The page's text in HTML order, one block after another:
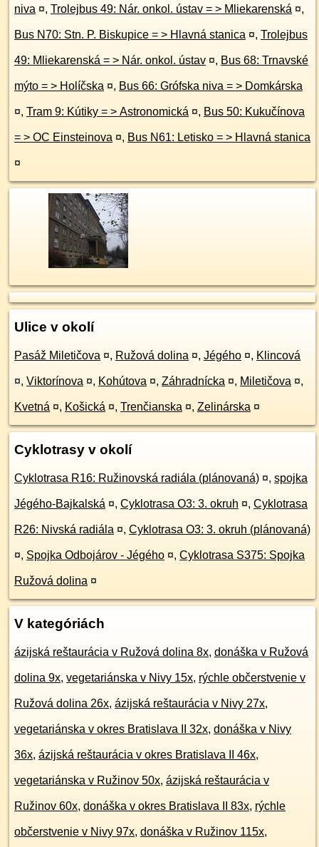
niva ¤, Trolejbus 49: Nár. onkol. ústav = > Mliekarenská ¤,
Bus N70: Stn. P. Biskupice = > Hlavná stanica ¤, Trolejbus
49: Mliekarenská = > Nár. onkol. ústav ¤, Bus 68: Trnavské
mýto = > Holíčska ¤, Bus 66: Grófska niva = > Domkárska
¤, Tram 9: Kútiky = > Astronomická ¤, Bus 50: Kukučínova
= > OC Einsteinova ¤, Bus N61: Letisko = > Hlavná stanica
¤
Ulice v okolí
Pasáž Miletičova ¤, Ružová dolina ¤, Jégého ¤, Klincová
¤, Viktorínova ¤, Kohútova ¤, Záhradnícka ¤, Miletičova ¤,
Kvetná ¤, Košická ¤, Trenčianska ¤, Zelinárska ¤
Cyklotrasy v okolí
Cyklotrasa R16: Ružinovská radiála (plánovaná) ¤, spojka
Jégého-Bajkalská ¤, Cyklotrasa O3: 3. okruh ¤, Cyklotrasa
R26: Nivská radiála ¤, Cyklotrasa O3: 3. okruh (plánovaná)
¤, Spojka Odbojárov - Jégého ¤, Cyklotrasa S375: Spojka
Ružová dolina ¤
V kategóriách
ázijská reštaurácia v Ružová dolina 8x, donáška v Ružová
dolina 9x, vegetariánska v Nivy 15x, rýchle občerstvenie v
Ružová dolina 26x, ázijská reštaurácia v Nivy 27x,
vegetariánska v okres Bratislava II 32x, donáška v Nivy
36x, ázijská reštaurácia v okres Bratislava II 46x,
vegetariánska v Ružinov 50x, ázijská reštaurácia v
Ružinov 60x, donáška v okres Bratislava II 83x, rýchle
občerstvenie v Nivy 97x, donáška v Ružinov 115x,